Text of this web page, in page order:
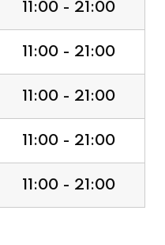
11:00 - 21:00
11:00 - 21:00
11:00 - 21:00